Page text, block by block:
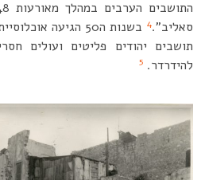
סאליב”.4
תושבים יהודים פליטים ועולים
להידרדר. 5